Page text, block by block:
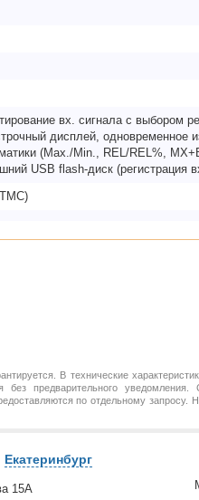
вх. сигнала с выбором
дисплей, одновременное
(Max./Min., REL/REL%,
USB flash-диск (регистрация
В технические
предварительного уведомления.
по отдельному
Екатеринбург
15А